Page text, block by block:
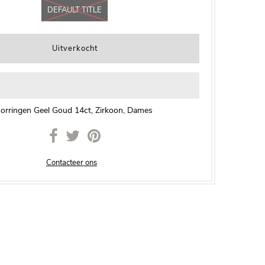
DEFAULT TITLE
Geel Goud 14ct, Zirkoon, Dames
Contacteer ons